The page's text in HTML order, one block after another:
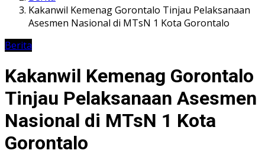
Kakanwil Kemenag Gorontalo Tinjau Pelaksanaan
Asesmen Nasional di MTsN 1 Kota Gorontalo
Berita
Kakanwil Kemenag Gorontalo
Tinjau Pelaksanaan Asesmen
Nasional di MTsN 1 Kota
Gorontalo